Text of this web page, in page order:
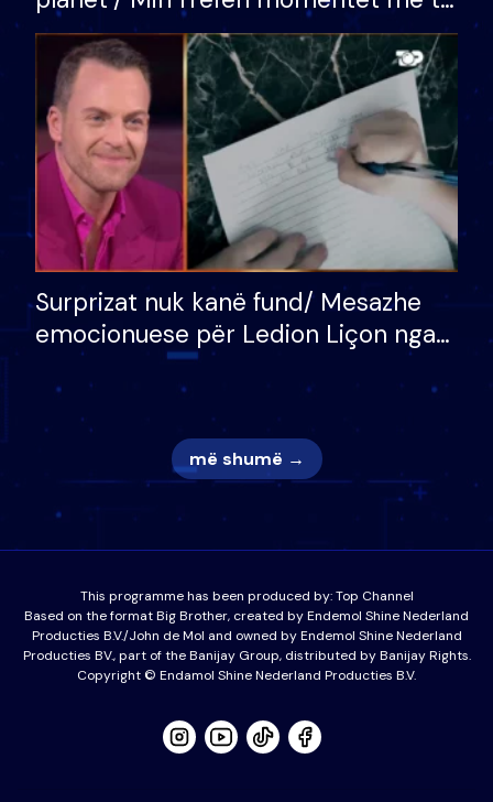
bukura në shtëpinë e BB VIP: Do më
mungojë zilja e mëngjesit kur…
Surprizat nuk kanë fund/ Mesazhe
emocionuese për Ledion Liçon nga
nëna dhe fëmijët e tij, moderatori
nuk i mban dot lotët: Nuk meritoj…
më shumë →
This programme has been produced by:Top Channel
Based on the format Big Brother, created by Endemol Shine Nederland
Producties B.V./John de Mol and owned by Endemol Shine Nederland
Producties BV., part of the Banijay Group, distributed by Banijay Rights.
Copyright © Endamol Shine Nederland Producties B.V.